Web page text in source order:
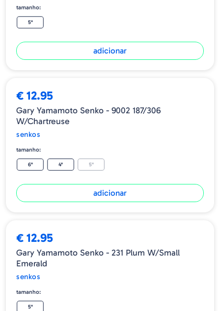
tamanho:
5"
adicionar
€ 12.95
Gary Yamamoto Senko - 9002 187/306
W/Chartreuse
senkos
tamanho:
6" 4" 5"
adicionar
€ 12.95
Gary Yamamoto Senko - 231 Plum W/Small
Emerald
senkos
tamanho:
5"